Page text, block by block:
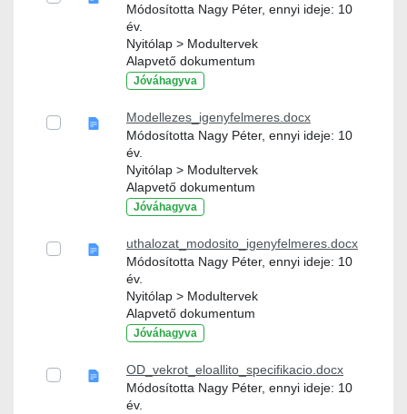
Módosította Nagy Péter, ennyi ideje: 10
év.
Nyitólap > Modultervek
Alapvető dokumentum
Jóváhagyva
Modellezes_igenyfelmeres.docx
Módosította Nagy Péter, ennyi ideje: 10
év.
Nyitólap > Modultervek
Alapvető dokumentum
Jóváhagyva
uthalozat_modosito_igenyfelmeres.docx
Módosította Nagy Péter, ennyi ideje: 10
év.
Nyitólap > Modultervek
Alapvető dokumentum
Jóváhagyva
OD_vekrot_eloallito_specifikacio.docx
Módosította Nagy Péter, ennyi ideje: 10
év.